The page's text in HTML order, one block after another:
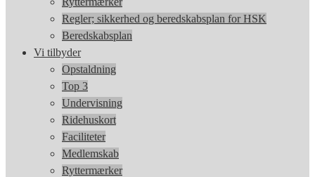
Regler; sikkerhed og beredskabsplan for HSK
Beredskabsplan
Vi tilbyder
Opstaldning
Top 3
Undervisning
Ridehuskort
Faciliteter
Medlemskab
Ryttermærker